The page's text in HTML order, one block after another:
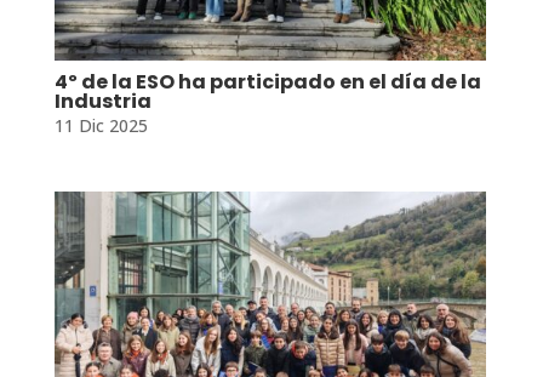
4º de la ESO ha participado en el día de la
Industria
11 Dic 2025